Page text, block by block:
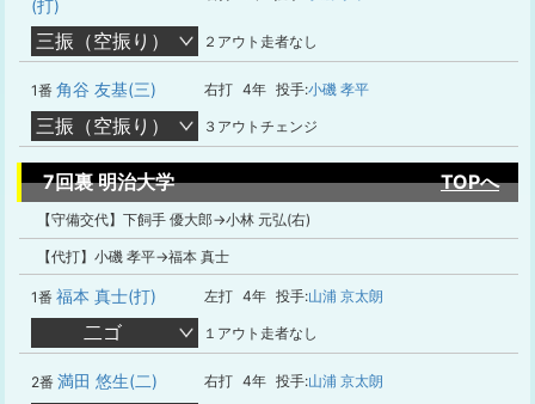
(打)
三振（空振り） ２アウト走者なし
1番 角谷 友基(三) 右打 4年 投手:小磯 孝平
三振（空振り） ３アウトチェンジ
7回裏 明治大学 TOPへ
【守備交代】下飼手 優大郎→小林 元弘(右)
【代打】小磯 孝平→福本 真士
1番 福本 真士(打) 左打 4年 投手:山浦 京太朗
二ゴ １アウト走者なし
2番 満田 悠生(二) 右打 4年 投手:山浦 京太朗